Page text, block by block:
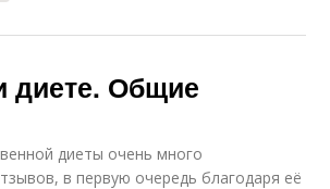
диете. Общие
диеты очень много
в первую очередь благодаря её